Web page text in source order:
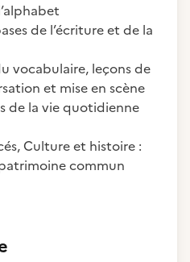
de l’écriture et de la
vocabulaire, leçons de
et mise en scène
de la vie quotidienne
Culture et histoire :
commun